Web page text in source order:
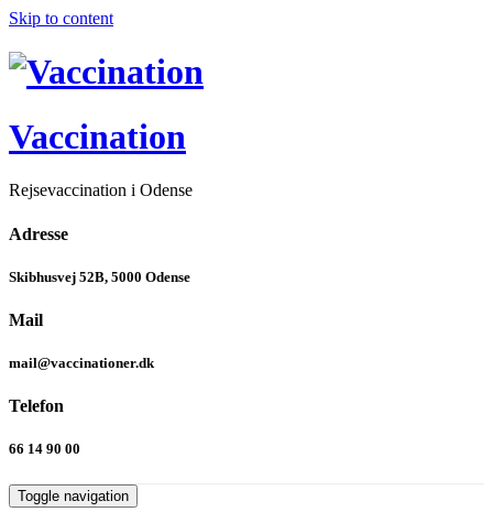
Skip to content
Vaccination
Rejsevaccination i Odense
Adresse
Skibhusvej 52B, 5000 Odense
Mail
mail@vaccinationer.dk
Telefon
66 14 90 00
Toggle navigation